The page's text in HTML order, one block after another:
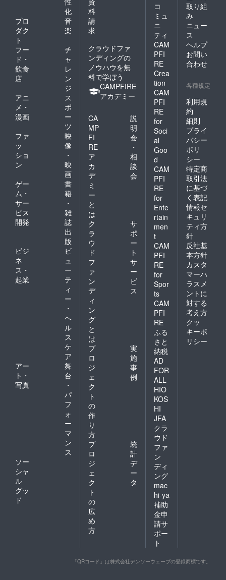
化
プロ
ダク
ト
音
楽
フー
ド・
飲食
店
チ
ャ
レ
ン
ジ
アニ
メ・
漫画
ス
ポ
ー
ツ
ファ
ッ
ショ
ン
映
像
・
映
画
ゲー
ム・
サー
ビス
開発
書
籍
・
雑
誌
出
版
ビジ
ネ
ス・
起業
ビ
ュ
ー
テ
ィ
ー
・
ヘ
ル
ス
ケ
ア
アー
ト・
写真
舞
台
・
パ
フ
ォ
ー
マ
ン
ス
ソー
シャ
ル
グッ
ド
料
請
求
クラウドファ
ンディングの
ノウハウを無
料で学ぼう
CAMPFIRE
アカデミー
CA
MP
FI
RE
ア
カ
デ
ミ
ー
と
は
説
明
会
・
相
談
会
ク
ラ
ウ
ド
フ
ァ
ン
デ
ィ
ン
グ
と
は
サ
ポ
ー
ト
サ
ー
ビ
ス
プ
ロ
ジ
ェ
ク
ト
の
作
り
方
実
施
事
例
プ
ロ
ジ
ェ
ク
ト
の
広
め
方
統
計
デ
ー
タ
コ
ミュ
ニ
ティ
CAM
PFI
RE
Crea
tion
CAM
PFI
RE
for
Soci
al
Goo
d
CAM
PFI
RE
for
Ente
rtain
men
t
CAM
PFI
RE
for
Spor
ts
CAM
PFI
RE
ふる
さと
納税
AD
FOR
ALL
HIO
KOS
HI
JFA
クラ
ウド
ファ
ン
ディ
ング
mac
hi-ya
補助
金申
請サ
ポー
ト
取り組
み
ニュー
ス
ヘルプ
お問い
合わせ
各種規定
利用規
約
細則
プライ
バシー
ポリ
シー
特定商
取引法
に基づ
く表記
情報セ
キュリ
ティ方
針
反社基
本方針
カスタ
マーハ
ラスメ
ントに
対する
考え方
クッ
キーポ
リシー
「QRコード」は株式会社デンソーウェーブの登録商標です。